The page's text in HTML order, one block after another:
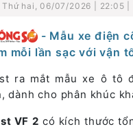
Thứ hai, 06/07/2026 | 22:05 |
- Mẫu xe điện
mỗi lần sạc với vận
ra mắt mẫu xe ô tô
dành cho phân khúc
VF 2 có kích thước